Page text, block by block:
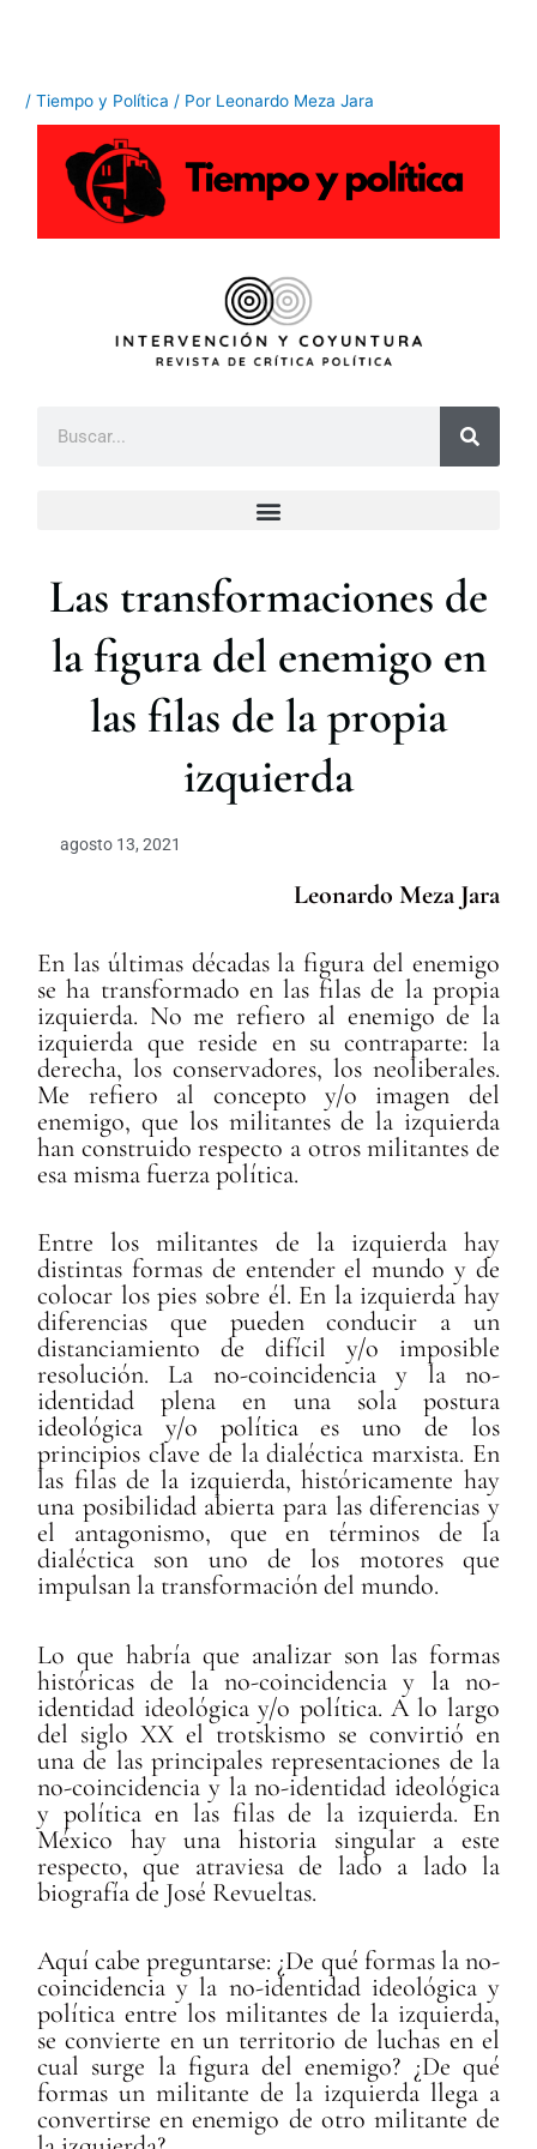
/Tiempo y Política / Por Leonardo Meza Jara
Las transformaciones de
la figura del enemigo en
las filas de la propia
izquierda
agosto 13, 2021
Leonardo Meza Jara
En las últimas décadas la figura del enemigo
se ha transformado en las filas de la propia
izquierda. No me refiero al enemigo de la
izquierda que reside en su contraparte: la
derecha, los conservadores, los neoliberales.
Me refiero al concepto y/o imagen del
enemigo, que los militantes de la izquierda
han construido respecto a otros militantes de
esa misma fuerza política.
Entre los militantes de la izquierda hay
distintas formas de entender el mundo y de
colocar los pies sobre él. En la izquierda hay
diferencias que pueden conducir a un
distanciamiento de difícil y/o imposible
resolución. La no-coincidencia y la no-
identidad plena en una sola postura
ideológica y/o política es uno de los
principios clave de la dialéctica marxista. En
las filas de la izquierda, históricamente hay
una posibilidad abierta para las diferencias y
el antagonismo, que en términos de la
dialéctica son uno de los motores que
impulsan la transformación del mundo.
Lo que habría que analizar son las formas
históricas de la no-coincidencia y la no-
identidad ideológica y/o política. A lo largo
del siglo XX el trotskismo se convirtió en
una de las principales representaciones de la
no-coincidencia y la no-identidad ideológica
y política en las filas de la izquierda. En
México hay una historia singular a este
respecto, que atraviesa de lado a lado la
biografía de José Revueltas.
Aquí cabe preguntarse: ¿De qué formas la no-
coincidencia y la no-identidad ideológica y
política entre los militantes de la izquierda,
se convierte en un territorio de luchas en el
cual surge la figura del enemigo? ¿De qué
formas un militante de la izquierda llega a
convertirse en enemigo de otro militante de